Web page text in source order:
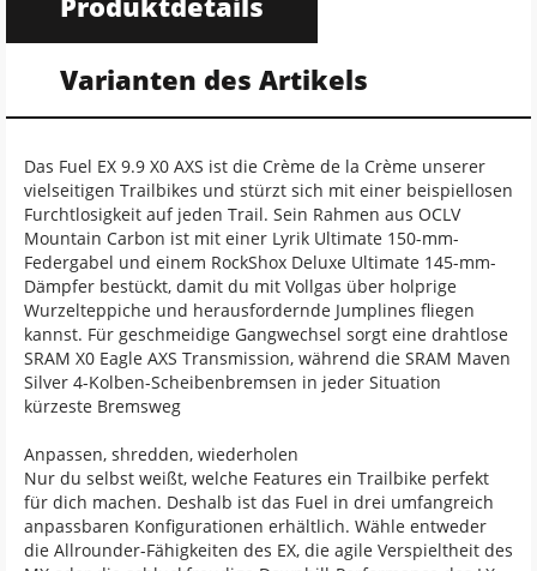
Varianten des Artikels
Das Fuel EX 9.9 X0 AXS ist die Crème de la Crème unserer
vielseitigen Trailbikes und stürzt sich mit einer beispiellosen
Furchtlosigkeit auf jeden Trail. Sein Rahmen aus OCLV
Mountain Carbon ist mit einer Lyrik Ultimate 150-mm-
Federgabel und einem RockShox Deluxe Ultimate 145-mm-
Dämpfer bestückt, damit du mit Vollgas über holprige
Wurzelteppiche und herausfordernde Jumplines fliegen
kannst. Für geschmeidige Gangwechsel sorgt eine drahtlose
SRAM X0 Eagle AXS Transmission, während die SRAM Maven
Silver 4-Kolben-Scheibenbremsen in jeder Situation
kürzeste Bremsweg
Anpassen, shredden, wiederholen
Nur du selbst weißt, welche Features ein Trailbike perfekt
für dich machen. Deshalb ist das Fuel in drei umfangreich
anpassbaren Konfigurationen erhältlich. Wähle entweder
die Allrounder-Fähigkeiten des EX, die agile Verspieltheit des